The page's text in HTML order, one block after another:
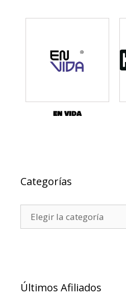
EN VIDA
Categorías
Últimos Afiliados